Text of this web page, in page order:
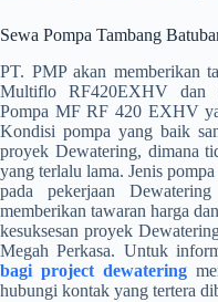
Sewa Pompa Tambang
PT. PMP akan memberikan
Multiflo RF420EXHV dan
Pompa MF RF 420 EXHV
Kondisi pompa yang baik
proyek Dewatering, dimana
yang terlalu lama. Jenis
pada pekerjaan
memberikan tawaran harga
kesuksesan proyek
Megah Perkasa. Untuk
bagi project dewatering
hubungi kontak yang tertera